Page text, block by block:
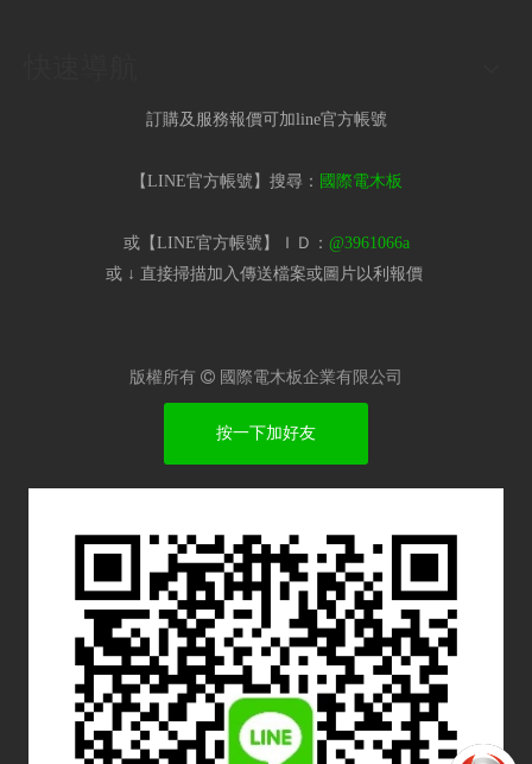
訂購及服務報價可加line官方帳號
【LINE官方帳號】搜尋： 國際電木板
或【LINE官方帳號】ＩＤ： @3961066a
或 ↓ 直接掃描加入傳送檔案或圖片以利報價​
版權所有  國際電木板企業有限公司
按一下加好友